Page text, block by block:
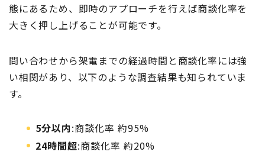
態にあるため、即時のアプローチを行えば商談化率を
大きく押し上げることが可能です。
問い合わせから架電までの経過時間と商談化率には強
い相関があり、以下のような調査結果も知られていま
す。
5分以内:商談化率 約95%
24時間超:商談化率 約20%